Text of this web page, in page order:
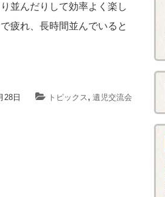
並んだりして効率よく楽し
疲れ、長時間並んでいると
28日 トピックス ,遺児交流会